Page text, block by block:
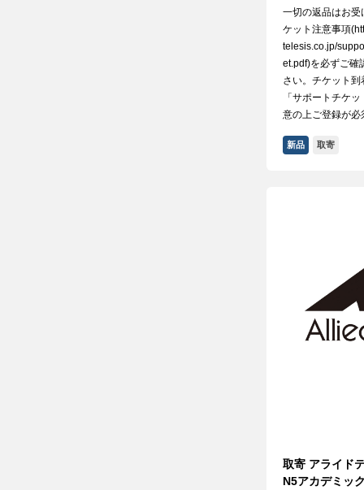
一切の返品はお受
ケット注意事項
telesis.co.jp/
et.pdf)を必ずご確
さい。チケット
「サポートチケ
意の上ご登録が必
新品 取寄
取寄 アライド
N5アカデミッ